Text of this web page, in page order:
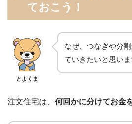
ておこう！
とよくま
なぜ、つなぎや分
ていきたいと思いま
注文住宅は、 何回かに分けてお金